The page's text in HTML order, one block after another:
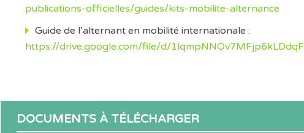
publications-officielles/guides/kits-mobilite-alternance
Guide de l’alternant en mobilité internationale :
https://drive.google.com/file/d/
DOCUMENTS À TÉLÉCHARGER